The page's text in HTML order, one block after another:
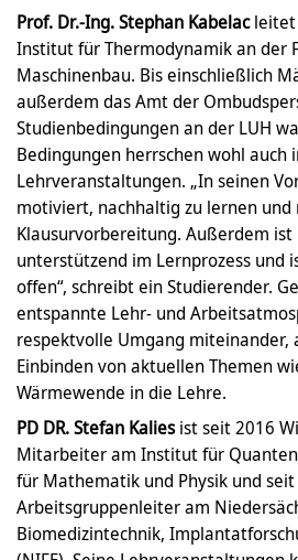
Prof. Dr.-Ing. Stephan Kabelacleitet
Institut für Thermodynamik an der
Maschinenbau. Bis einschließlich
außerdem das Amt der
Studienbedingungen an der LUH
Bedingungen herrschen wohl auch
Lehrveranstaltungen. „In seinen
motiviert, nachhaltig zu lernen
Klausurvorbereitung. Außerdem ist
unterstützend im Lernprozess und
offen“, schreibt ein Studierender.
entspannte Lehr- und
respektvolle Umgang miteinander,
Einbinden von aktuellen Themen
Wärmewende in die Lehre.
PD DR. Stefan Kaliesist seit 2016
Mitarbeiter am Institut für
für Mathematik und Physik und
Arbeitsgruppenleiter am
Biomedizintechnik,